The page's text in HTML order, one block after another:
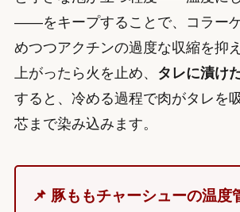
——をキープすることで、コラー
めつつアクチンの過度な収縮を抑
上がったら火を止め、
タレに漬け
すると、冷める過程で肉がタレを
芯まで染み込みます。
📌 豚ももチャーシューの温度